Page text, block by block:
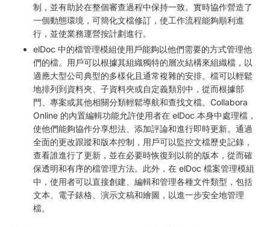
制，並有助於在整個審查過程中保持一致。實時協作營造了
一個動態環境，可簡化文檔修訂，使工作流程能夠順利進
行，並使業務運營按計劃進行。
elDoc 中的檔管理模組使用戶能夠以他們需要的方式管理他
們的檔。用戶可以根據其組織獨特的層次結構來組織檔，以
適應大型公司典型的多樣化且通常複雜的安排。檔可以輕鬆
地排列到資料夾、子資料夾或自定義類別中，從而根據部
門、專案或其他相關分類輕鬆導航和查找文檔。Collabora
Online 的內置編輯功能允許使用者在 elDoc 本身中處理檔，
使他們能夠協作分享想法、添加評論和進行即時更新。通過
全面的更改跟蹤和版本控制，用戶可以監控文檔歷史記錄，
查看誰進行了更新，並在必要時恢復到以前的版本，從而確
保透明和有序的檔管理方法。此外，在 elDoc 檔案管理模組
中，使用者可以直接創建、編輯和管理各種文件類型，包括
文本、電子錶格、演示文稿和繪圖，以進一步安全地管理
檔。